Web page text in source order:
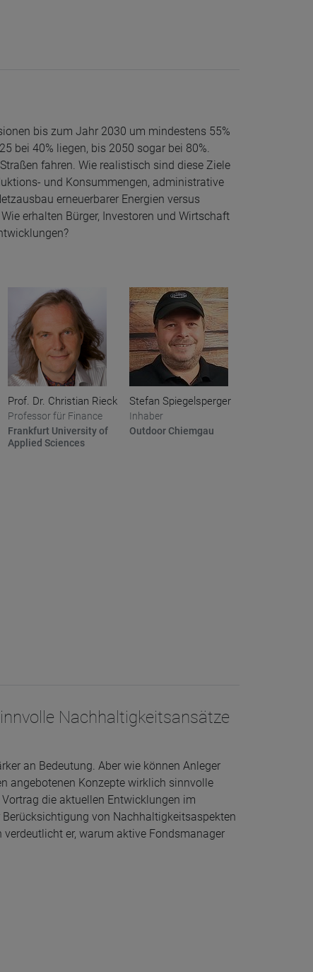
bis zum Jahr 2030 um mindestens 55%
bei 40% liegen, bis 2050 sogar bei 80%.
fahren. Wie realistisch sind diese Ziele
und Konsummengen, administrative
erneuerbarer Energien versus
erhalten Bürger, Investoren und Wirtschaft
Prof. Dr. Christian Rieck
Professor für Finance
Frankfurt University of
Applied Sciences
Stefan Spiegelsperger
Inhaber
Outdoor Chiemgau
Nachhaltigkeitsansätze
an Bedeutung. Aber wie können Anleger
angebotenen Konzepte wirklich sinnvolle
die aktuellen Entwicklungen im
von Nachhaltigkeitsaspekten
er, warum aktive Fondsmanager